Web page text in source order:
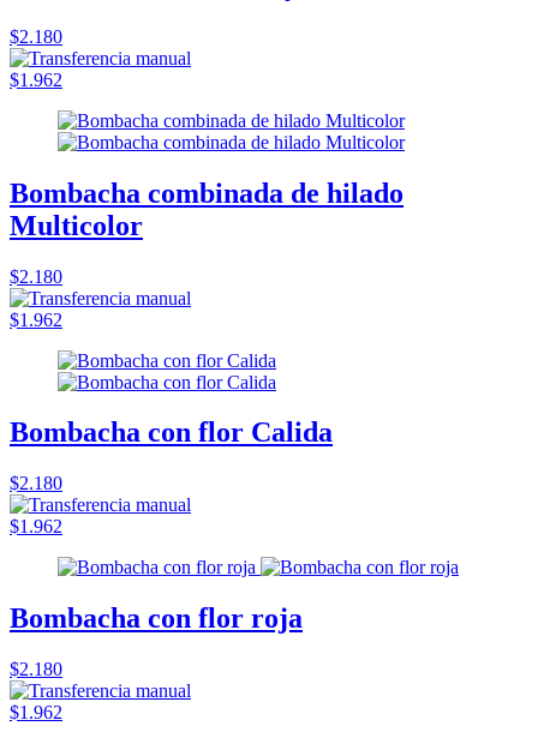
$2.180
$1.962
Bombacha combinada de hilado
Multicolor
$2.180
$1.962
Bombacha con flor Calida
$2.180
$1.962
Bombacha con flor roja
$2.180
$1.962